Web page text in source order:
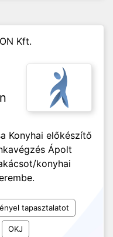
Kft.
Konyhai előkészítő
Ápolt
konyhai
tapasztalatot
OKJ